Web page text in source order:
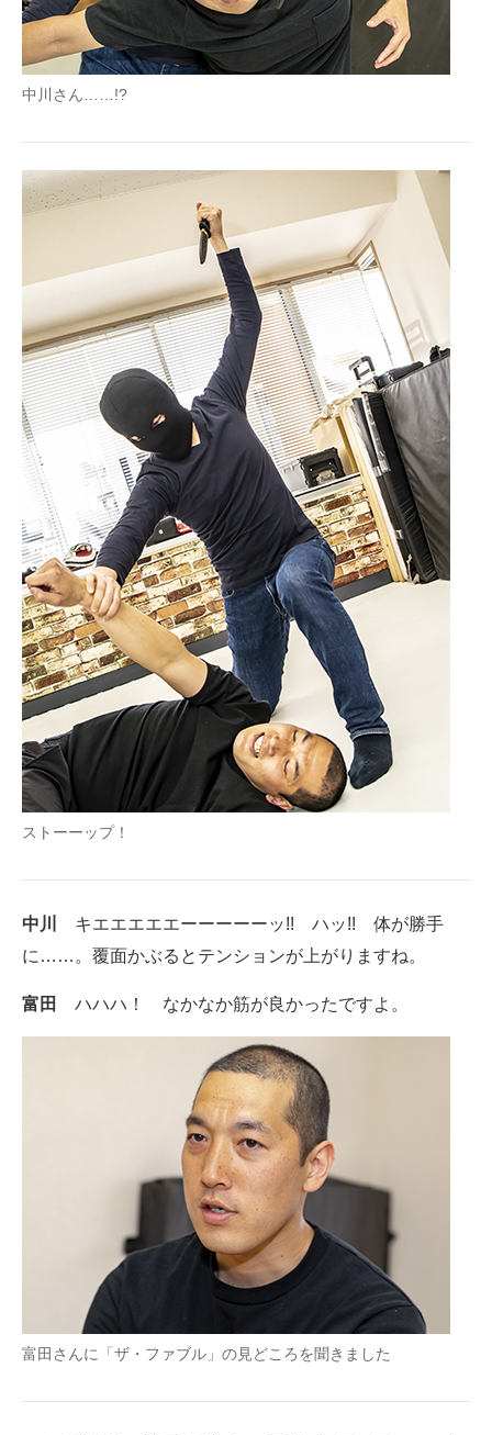
中川さん……!?
ストーーップ！
中川
キエエエエエーーーーーッ!! ハッ!! 体が勝手
に……。覆面かぶるとテンションが上がりますね。
富田 ハハハ！ なかなか筋が良かったですよ。
富田さんに「ザ・ファブル」の見どころを聞きました